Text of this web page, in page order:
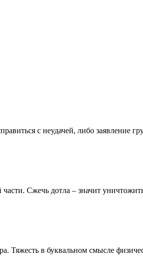
с неудачей, либо заявление
Сжечь дотла – значит
Тяжесть в буквальном смысле